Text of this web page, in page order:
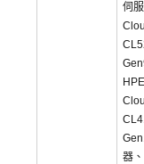
伺
HPE
器